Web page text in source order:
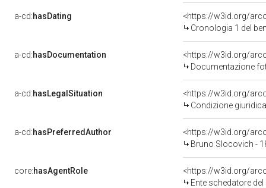
a-cd:hasDating
<https://w3id.org/
Cronologia 1 del
a-cd:hasDocumentation
Documentazione
a-cd:hasLegalSituation
<https://w3id.org/
Condizione
a-cd:hasPreferredAuthor
<https://w3id.org/
Bruno Slocovich -
core:hasAgentRole
<https://w3id.org/
Ente schedatore del